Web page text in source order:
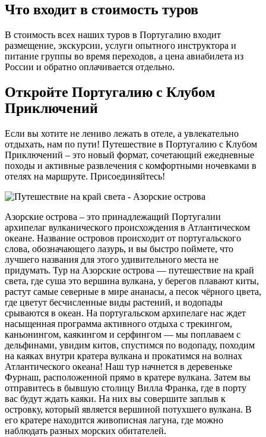
Что входит в стоимость туров
В стоимость всех наших туров в Португалию входит
размещение, экскурсии, услуги опытного инструктора и
питание группы во время переходов, а цена авиабилета из
России и обратно оплачивается отдельно.
Откройте Португалию с Клубом
Приключений
Если вы хотите не лениво лежать в отеле, а увлекательно
отдыхать, нам по пути! Путешествие в Португалию с Клубом
Приключений – это новый формат, сочетающий ежедневные
походы и активные развлечения с комфортными ночевками в
отелях на маршруте. Присоединяйтесь!
Азорские острова – это принадлежащий Португалии
архипелаг вулканического происхождения в Атлантическом
океане. Название островов происходит от португальского
слова, обозначающего лазурь, и вы быстро поймете, что
лучшего названия для этого удивительного места не
придумать. Тур на Азорские острова — путешествие на край
света, где суша это вершина вулкана, у берегов плавают киты,
растут самые северные в мире ананасы, а песок чёрного цвета,
где цветут бесчисленные виды растений, и водопады
срываются в океан. На португальском архипелаге нас ждет
насыщенная программа активного отдыха с трекингом,
каньонингом, каякингом и серфингом — мы поплаваем с
дельфинами, увидим китов, спустимся по водопаду, походим
на каяках внутри кратера вулкана и прокатимся на волнах
Атлантического океана! Наш тур начнется в деревеньке
Фурнаш, расположенной прямо в кратере вулкана. Затем вы
отправитесь в бывшую столицу Вилла Франка, где в порту
вас будут ждать каяки. На них вы совершите заплыв к
островку, который является вершиной потухшего вулкана. В
его кратере находится живописная лагуна, где можно
наблюдать разных морских обитателей.